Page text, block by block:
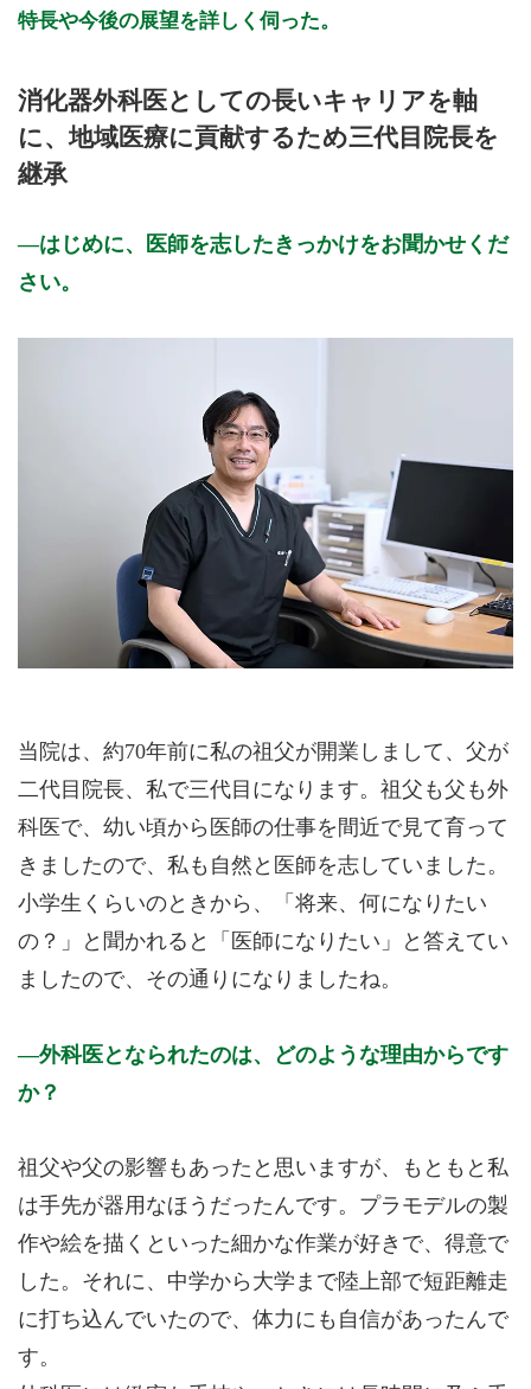
特長や今後の展望を詳しく伺った。
消化器外科医としての長いキャリアを軸
に、地域医療に貢献するため三代目院長を
継承
はじめに、医師を志したきっかけをお聞かせくだ
さい。
当院は、約70年前に私の祖父が開業しまして、父が
二代目院長、私で三代目になります。祖父も父も外
科医で、幼い頃から医師の仕事を間近で見て育って
きましたので、私も自然と医師を志していました。
小学生くらいのときから、「将来、何になりたい
の？」と聞かれると「医師になりたい」と答えてい
ましたので、その通りになりましたね。
外科医となられたのは、どのような理由からです
か？
祖父や父の影響もあったと思いますが、もともと私
は手先が器用なほうだったんです。プラモデルの製
作や絵を描くといった細かな作業が好きで、得意で
した。それに、中学から大学まで陸上部で短距離走
に打ち込んでいたので、体力にも自信があったんで
す。